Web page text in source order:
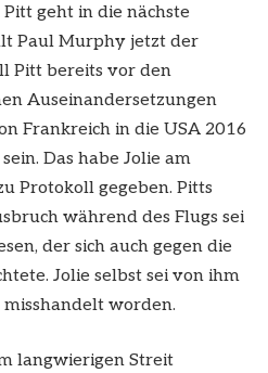
geht in die nächste
Paul Murphy jetzt der
Pitt bereits vor den
Auseinandersetzungen
Frankreich in die USA 2016
Das habe Jolie am
Protokoll gegeben. Pitts
während des Flugs sei
der sich auch gegen die
Jolie selbst sei von ihm
worden.
langwierigen Streit